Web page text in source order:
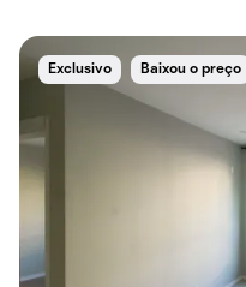
Exclusivo Baixou o preço